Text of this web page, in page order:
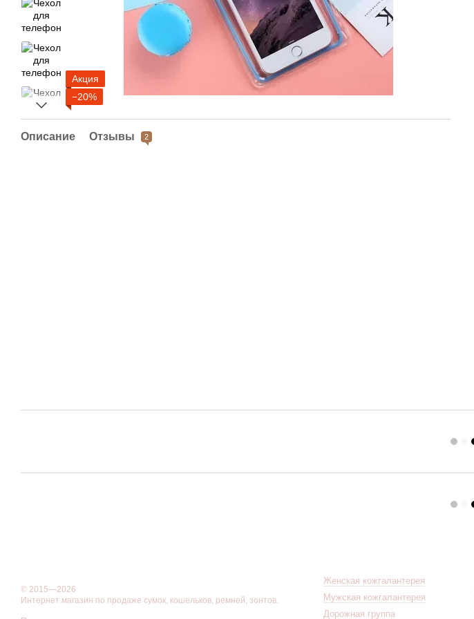
Акция
−20%
Описание Отзывы 2
© 2015—2026
Интернет магазин по продаже сумок, кошельков, ремней, зонтов.
Женская кожгалантерея
Мужская кожгалантерея
Дорожная группа